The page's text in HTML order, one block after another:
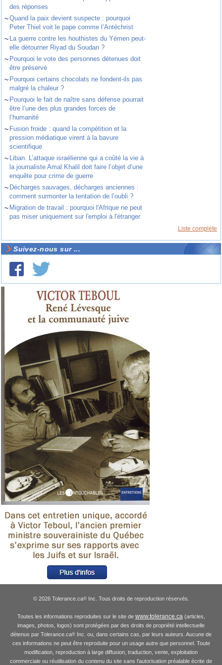
des réponses
~Quand la paix devient suspecte : pourquoi
Peter Thiel voit le pape comme l’Antéchrist
~ La guerre contre les houthistes du Yémen peut-
elle détourner Riyad du Soudan ?
~ Pourquoi le vote des personnes détenues doit
être préservé
~ Pourquoi certains chocolats ne fondent-ils pas
malgré la chaleur ?
~ Pourquoi le fait de naître sans défense pourrait
être l’une des plus grandes forces de
l’humanité
~ Fusion froide : quand la compétition et la
pression médiatique virent à la bavure
scientifique
~ Liban. L’attaque israélienne qui a coûté la vie à
la journaliste Amal Khalil doit faire l’objet d’une
enquête pour crime de guerre
~ Décharges sauvages, décharges anciennes :
comment surmonter la tentation de l’oubli ?
~ Migration de travail : pourquoi l'Afrique ne peut
pas miser uniquement sur l'emploi à l'étranger
Liste complète
Suivez-nous sur ...
© 2026 Tolerance.ca®Inc. Tous droits de reproduction réservés.
Toutes les informations reproduites sur le site de www.tolerance.ca(articles,
images, photos, logos) sont protégées par des droits de propriété intellectuelle
détenus par Tolerance.ca® Inc. ou, dans certains cas, par leurs auteurs. Aucune de
ces informations ne peut être reproduite pour un usage autre que personnel. Toute
modification, reproduction à large diffusion, traduction, vente, exploitation
commerciale ou réutilisation du contenu du site sans l'autorisation préalable écrite de